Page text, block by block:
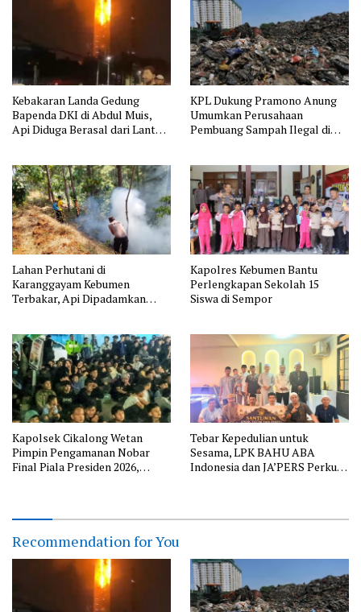
Kebakaran Landa Gedung
Bapenda DKI di Abdul Muis,
Api Diduga Berasal dari Lantai
KPL Dukung Pramono Anung
Umumkan Perusahaan
Pembuang Sampah Ilegal di
Lahan Perhutani di
Karanggayam Kebumen
Terbakar, Api Dipadamkan
Kapolres Kebumen Bantu
Perlengkapan Sekolah 15
Siswa di Sempor
Kapolsek Cikalong Wetan
Pimpin Pengamanan Nobar
Final Piala Presiden 2026,
Tebar Kepedulian untuk
Sesama, LPK BAHU ABA
Indonesia dan JA’PERS Perkuat
Recommendation for You